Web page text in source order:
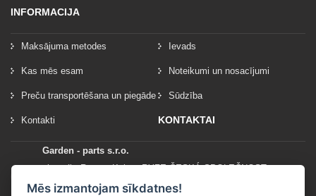
INFORMACIJA
Maksājuma metodes Ievads
Kas mēs esam Noteikumi un nosacījumi
Preču transportēšana un piegāde Sūdzība
Kontakti KONTAKTAI
Garden - parts s.r.o.
vlastník: Roman Kylar - RYZE ČESKÁ SPOLEČNOST
Mladějov na Moravě 153
Mēs izmantojam sīkdatnes!